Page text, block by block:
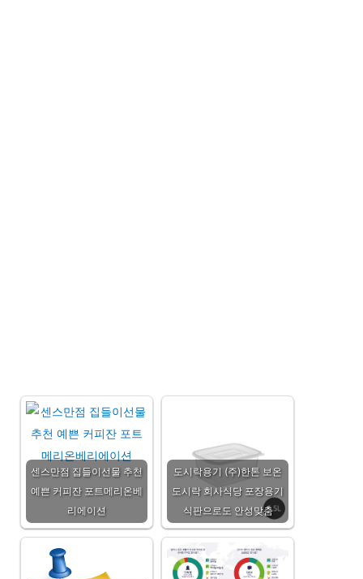
센스만점 집들이선물 추천
예쁜 커피잔 포트메리온베
리에이션
도시락용기 (주)한톤 보온
도시락 회사식당 포장용기
식판으로도 안성맞춤